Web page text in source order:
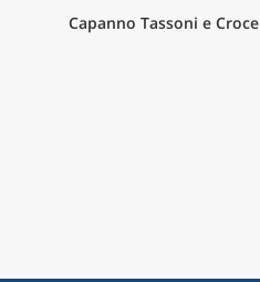
Capanno Tassoni e